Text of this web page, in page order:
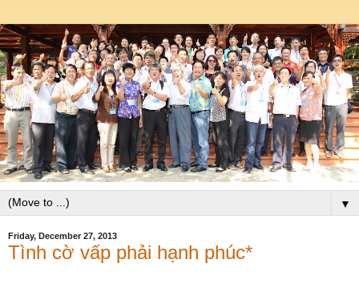
▼
Friday, December 27, 2013
Tình cờ vấp phải hạnh phúc*